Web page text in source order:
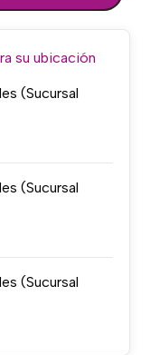
su ubicación
(Sucursal
(Sucursal
(Sucursal